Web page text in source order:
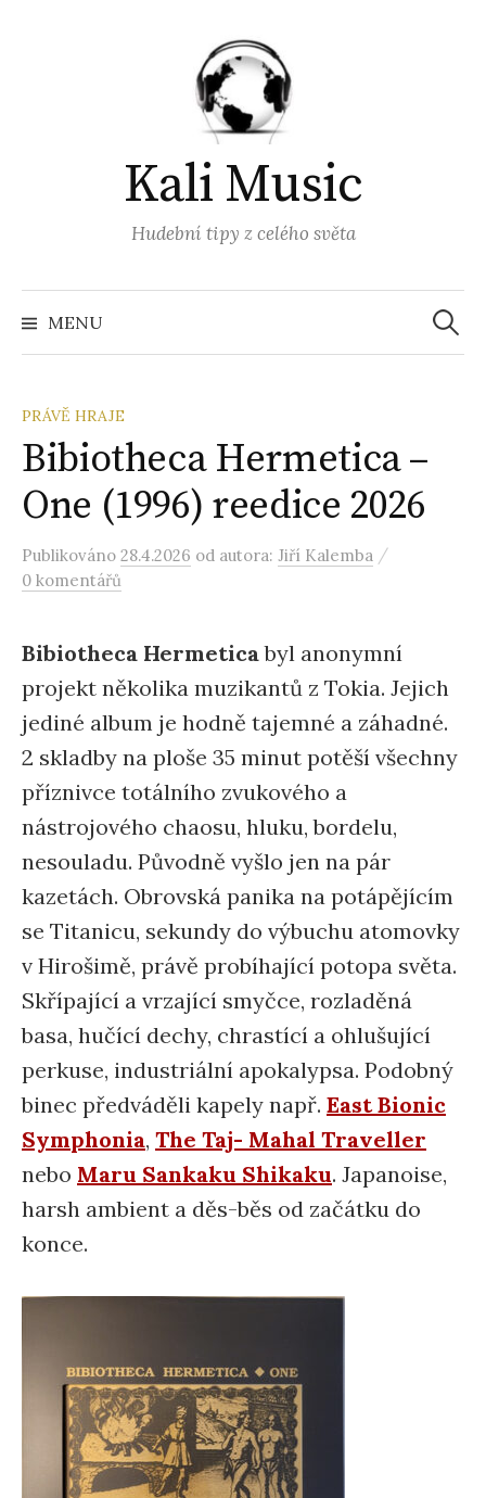
Kali Music
Hudební tipy z celého světa
MENU
PRÁVĚ HRAJE
Bibiotheca Hermetica –
One (1996) reedice 2026
Publikováno 28.4.2026 od autora: Jiří Kalemba /
0 komentářů
Bibiotheca Hermeticabyl anonymní
projekt několika muzikantů z Tokia. Jejich
jediné album je hodně tajemné a záhadné.
2 skladby na ploše 35 minut potěší všechny
příznivce totálního zvukového a
nástrojového chaosu, hluku, bordelu,
nesouladu. Původně vyšlo jen na pár
kazetách. Obrovská panika na potápějícím
se Titanicu, sekundy do výbuchu atomovky
v Hirošimě, právě probíhající potopa světa.
Skřípající a vrzající smyčce, rozladěná
basa, hučící dechy, chrastící a ohlušující
perkuse, industriální apokalypsa. Podobný
binec předváděli kapely např. East Bionic
Symphonia, The Taj- Mahal Traveller
nebo Maru Sankaku Shikaku. Japanoise,
harsh ambient a děs-běs od začátku do
konce.